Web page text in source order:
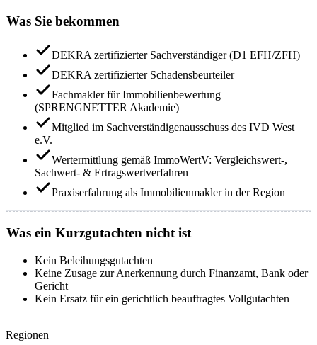
Was Sie bekommen
DEKRA zertifizierter Sachverständiger (D1 EFH/ZFH)
DEKRA zertifizierter Schadensbeurteiler
Fachmakler für Immobilienbewertung
(SPRENGNETTER Akademie)
Mitglied im Sachverständigenausschuss des IVD West
e.V.
Wertermittlung gemäß ImmoWertV: Vergleichswert-,
Sachwert- & Ertragswertverfahren
Praxiserfahrung als Immobilienmakler in der Region
Was ein Kurzgutachten nicht ist
Kein Beleihungsgutachten
Keine Zusage zur Anerkennung durch Finanzamt, Bank oder
Gericht
Kein Ersatz für ein gerichtlich beauftragtes Vollgutachten
Regionen